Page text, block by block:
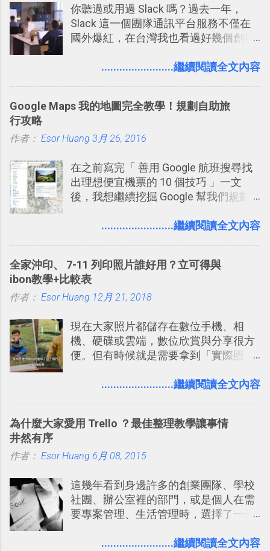
你聽過或用過 Slack 嗎？過去一年，
Slack 這一個團隊通訊平台服務不僅在
國外爆紅，在台灣我也看過好幾個創業
理，到底 Slack 有什麼魅力？它是不是
有機會在一個專案合作中使用了 Slack
點： 1. 「 很有趣 」： Slack 裡擁有跟
聊天打屁、傳送有趣影音圖文的功能。
2. 「 有效率 」：但是 Slack 的頻道、群
組機制讓茶水間的聊天，不會干擾工作
事可以從聊天中記錄重點。 3. 「 有彈性
的軟體則讓同事可以在任何地方和公司
保持聯繫。 如果你需要中文版的同類平
台，可以參考： JANDI 高效率團隊通訊
戶 。 2017/3 新增 ： Sortd for Slack：
改造 Slack 討論串介面變成專案任務排
程看板
........................繼續閱讀全文內容
Google Maps 我的地圖完全教學！規劃自助旅
行攻略
作者： Esor Huang 3月 26, 2016
在之前寫完「 善用 Google 航班搜尋找
出理想便宜機票的 10 個技巧 」一文
後，我想繼續挖掘 Google 幫我們規劃
入的來聊聊 Google 的「我的地圖」服
線，對商務需求來說可以打造出一張一
張資料地圖（例如我之前在製作一本新
書時建立的「 台灣推薦空拍地點地圖
規劃自助旅行路線！ Google 「我的地
圖」在規劃自助旅行路線時可以解決許
多問題： 國外地點名稱地址常常難懂，
稱。 在規劃路線之外，自訂地圖還能補
時帶來好心情，二方面事後就是最好的
享合作，讓彼此都能在手機上查看這次
........................繼續閱讀全文內容
全家沖印、 7-11 列印照片誰好用？立可得與
ibon教學+比較表
作者： Esor Huang 12月 21, 2018
現在大家照片都儲存在數位手機、相
機、硬碟或雲端，數位欣賞與分享很方
便。但有時候就是需要拿到「實際照
要製作家庭相框 用照片來當小禮物 把照
片？而且最好能不花時間、立即拿到、
（或是沒有好的印表機），又不想跑照
提供了印照片的服務 ，而且價格不貴，
可以立即拿到，操作流程也十分簡單。
之前我在電腦玩物分享過：「 不需買印
方便教學 」。這篇文章則從印照片出
........................繼續閱讀全文內容
為什麼大家愛用 Trello ？最佳整理教學讓事情
井然有序
作者： Esor Huang 6月 08, 2015
這幾年看到身邊許多的創業團隊、學校
社團、辦公室裡的部門，或是個人在需
要專案管理、生活管理時，選擇了一個
一個什麼樣的管理工具，讓這麼多人都
........................繼續閱讀全文內容